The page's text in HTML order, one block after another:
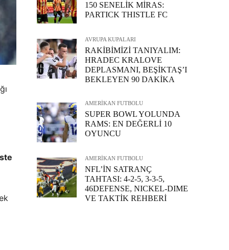
150 SENELİK MİRAS:
PARTICK THISTLE FC
AVRUPA KUPALARI
RAKİBİMİZİ TANIYALIM:
HRADEC KRALOVE
DEPLASMANI, BEŞİKTAŞ’I
BEKLEYEN 90 DAKİKA
AMERİKAN FUTBOLU
SUPER BOWL YOLUNDA
RAMS: EN DEĞERLİ 10
OYUNCU
AMERİKAN FUTBOLU
NFL’İN SATRANÇ
TAHTASI: 4-2-5, 3-3-5,
46DEFENSE, NICKEL-DIME
VE TAKTİK REHBERİ